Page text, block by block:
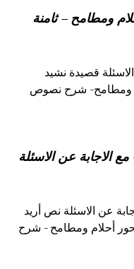
ومطامح – ثامنة
قصيدة نشيد
أحلام ومطامح- شرح نصوص
الاجابة عن الاسئلة
عن الاسئلة نص أريد
5 الخامس محور أحلام ومطامح - شرح